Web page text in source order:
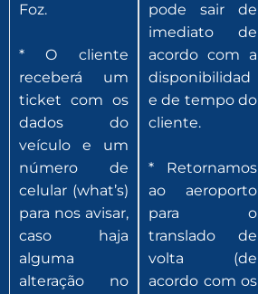
Foz.
* O cliente
receberá um
ticket com os
dados do
veículo e um
número de
celular (what’s)
para nos avisar,
caso haja
alguma
alteração no
pode sair de
imediato de
acordo com a
disponibilidad
e de tempo do
cliente.
* Retornamos
ao aeroporto
para o
translado de
volta (de
acordo com os